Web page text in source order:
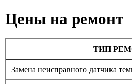
Цены на ремонт
ТИП
Замена неисправного датчика